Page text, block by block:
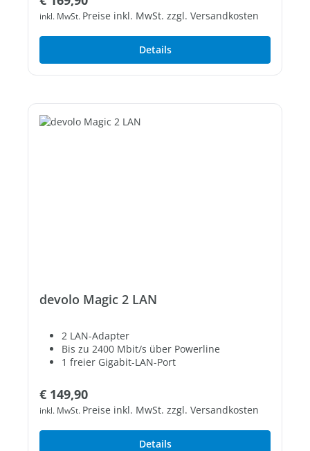
inkl. MwSt. Preise inkl. MwSt. zzgl. Versandkosten
Details
devolo Magic 2 LAN
2 LAN-Adapter
Bis zu 2400 Mbit/s über Powerline
1 freier Gigabit-LAN-Port
Regulärer Preis:
€ 149,90
inkl. MwSt. Preise inkl. MwSt. zzgl. Versandkosten
Details